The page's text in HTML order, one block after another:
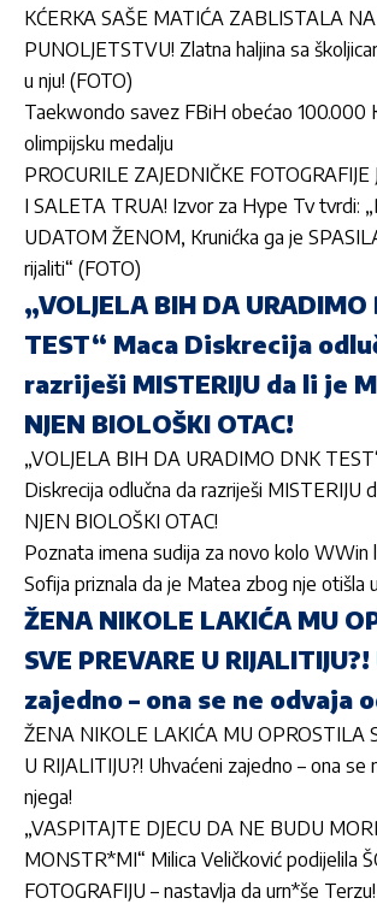
KĆERKA SAŠE MATIĆA ZABLISTALA
PUNOLJETSTVU! Zlatna haljina sa
u nju! (FOTO)
Taekwondo savez FBiH obećao 100.000
olimpijsku medalju
PROCURILE ZAJEDNIČKE
I SALETA TRUA! Izvor za Hype Tv tvrdi:
UDATOM ŽENOM, Krunićka ga je
rijaliti“ (FOTO)
„VOLJELA BIH DA URADIMO
TEST“ Maca Diskrecija
razriješi MISTERIJU da li je
NJEN BIOLOŠKI OTAC!
„VOLJELA BIH DA URADIMO DNK
Diskrecija odlučna da razriješi MISTERIJU
NJEN BIOLOŠKI OTAC!
Poznata imena sudija za novo kolo WWin
Sofija priznala da je Matea zbog nje otišla
ŽENA NIKOLE LAKIĆA MU
SVE PREVARE U
zajedno – ona se ne odvaja
ŽENA NIKOLE LAKIĆA MU OPROSTILA
U RIJALITIJU?! Uhvaćeni zajedno – ona se
njega!
„VASPITAJTE DJECU DA NE BUDU
MONSTR*MI“ Milica Veličković podijelila
FOTOGRAFIJU – nastavlja da urn*še Terzu!